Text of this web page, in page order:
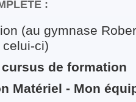
:
(au gymnase
ci)
de formation
Matériel - Mon